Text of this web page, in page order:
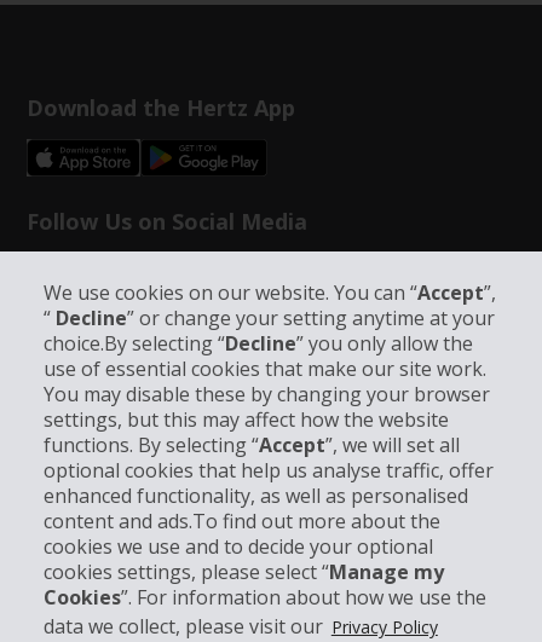
We use cookies on our website. You can “Accept”,
“ Decline” or change your setting anytime at your
choice.By selecting “Decline” you only allow the
use of essential cookies that make our site work.
You may disable these by changing your browser
settings, but this may affect how the website
functions. By selecting “Accept”, we will set all
optional cookies that help us analyse traffic, offer
enhanced functionality, as well as personalised
content and ads.To find out more about the
cookies we use and to decide your optional
cookies settings, please select “Manage my
Cookies”. For information about how we use the
data we collect, please visit our Privacy Policy
Download the Hertz App
Follow Us on Social Media
Bedrijfsinformatie
Bedrijf
Klantenservice
Boek bij Hertz